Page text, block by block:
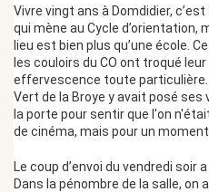
Vivre vingt ans à Domdidier,
qui mène au Cycle d’orientation,
lieu est bien plus qu’une école.
les couloirs du CO ont troqué
effervescence toute particulière.
Vert de la Broye y avait posé
la porte pour sentir que l'on
de cinéma, mais pour un moment
Le coup d’envoi du vendredi soir
Dans la pénombre de la salle, on